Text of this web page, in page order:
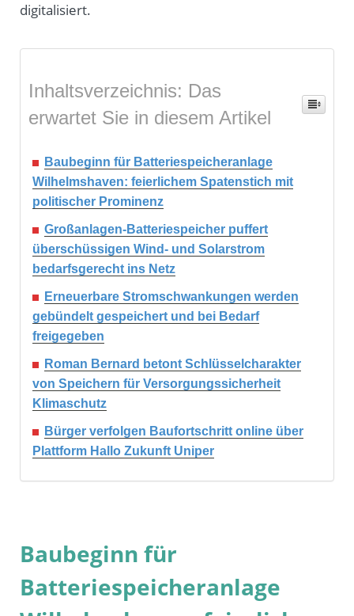
digitalisiert.
Inhaltsverzeichnis: Das
erwartet Sie in diesem Artikel
Baubeginn für Batteriespeicheranlage
Wilhelmshaven: feierlichem Spatenstich mit
politischer Prominenz
Großanlagen-Batteriespeicher puffert
überschüssigen Wind- und Solarstrom
bedarfsgerecht ins Netz
Erneuerbare Stromschwankungen werden
gebündelt gespeichert und bei Bedarf
freigegeben
Roman Bernard betont Schlüsselcharakter
von Speichern für Versorgungssicherheit
Klimaschutz
Bürger verfolgen Baufortschritt online über
Plattform Hallo Zukunft Uniper
Baubeginn für
Batteriespeicheranlage